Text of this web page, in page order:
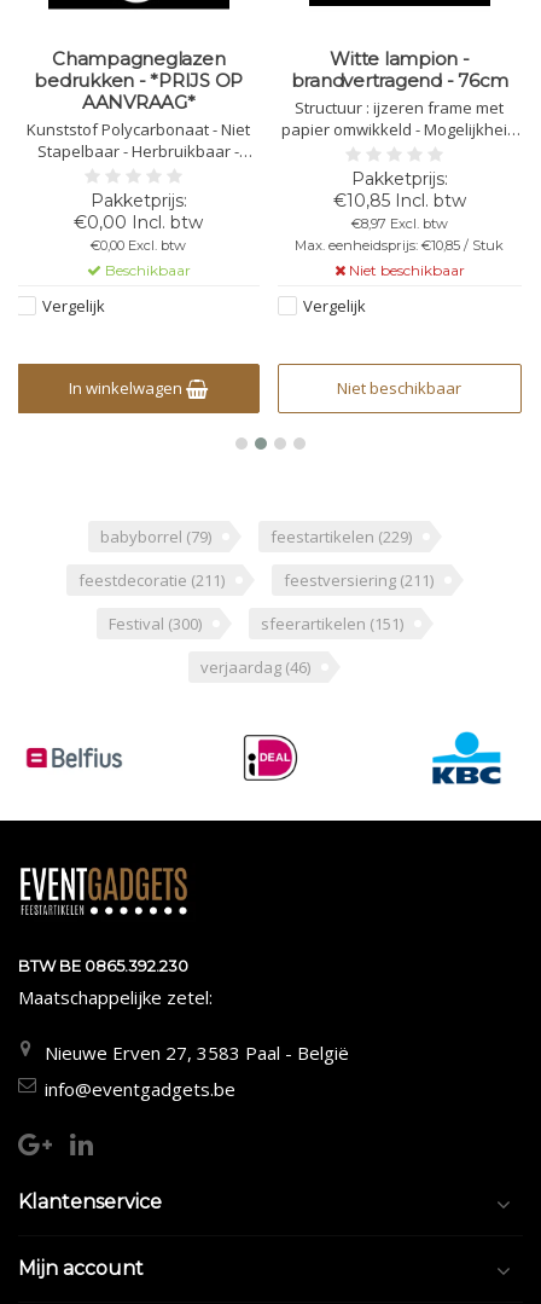
Champagneglazen
bedrukken - *PRIJS OP
AANVRAAG*
Kunststof Polycarbonaat - Niet
Stapelbaar - Herbruikbaar -
Vaatwasbestendig - Bedrukbaar
- Onbreekbaar - Levering 10 -12
werkdagen
€0,00 Incl. btw
€0,00 Excl. btw
Beschikbaar
Vergelijk
In winkelwagen
Witte lampion -
brandvertragend - 76cm
Structuur : ijzeren frame met
papier omwikkeld - Mogelijkheid
tot bevestiging van lampje aan
frame - Vast te maken aan lint of
koord - Doorsnede : 76 cm - Kleur
: wit - Brandvertragend papier
€10,85 Incl. btw
€8,97 Excl. btw
Max. eenheidsprijs: €10,85 / Stuk
Niet beschikbaar
Vergelijk
Niet beschikbaar
babyborrel (79) feestartikelen (229)
feestdecoratie (211) feestversiering (211)
Festival (300) sfeerartikelen (151)
verjaardag (46)
BTW BE 0865.392.230
Maatschappelijke zetel:
Nieuwe Erven 27, 3583 Paal - België
info@eventgadgets.be
Klantenservice
Mijn account